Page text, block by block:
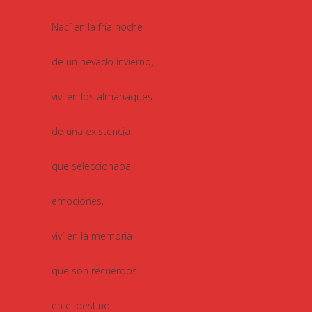
Nací en la fría noche
de un nevado invierno,
viví en los almanaques
de una existencia
que seleccionaba
emociones,
viví en la memoria
que son recuerdos
en el destino